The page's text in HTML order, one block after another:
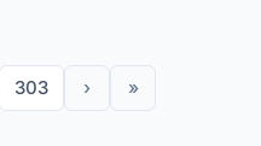
303 › »